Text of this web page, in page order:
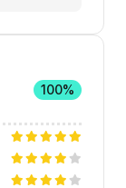
100%